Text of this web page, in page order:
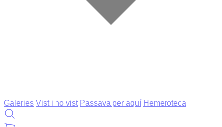
Galeries Vist i no vist Passava per aquí Hemeroteca